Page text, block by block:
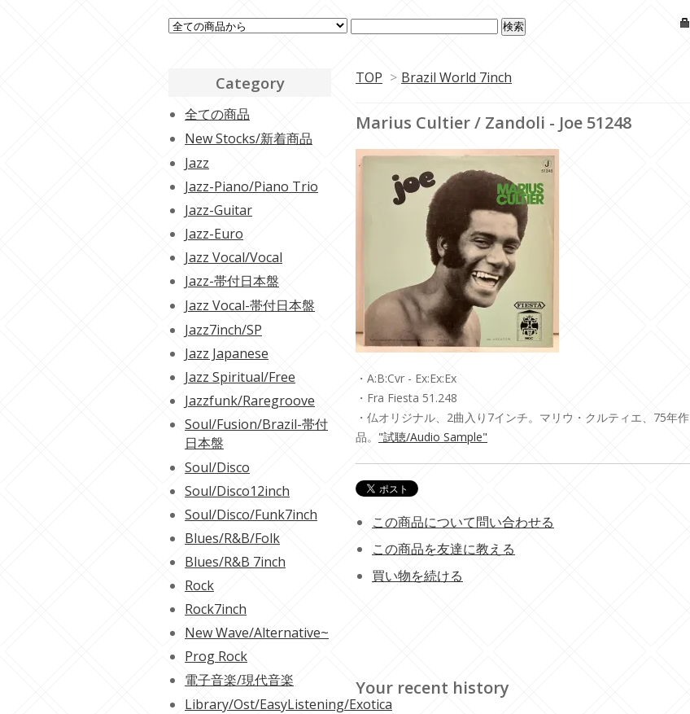
TOP > Brazil World 7inch
Marius Cultier / Zandoli - Joe 51248
・A:B:Cvr - Ex:Ex:Ex
・Fra Fiesta 51.248
・仏オリジナル、2曲入り7インチ。マリウ・クルティエ、75年作
品。 "試聴/Audio Sample"
この商品について問い合わせる
この商品を友達に教える
買い物を続ける
Your recent history
Category
全ての商品
New Stocks/新着商品
Jazz
Jazz-Piano/Piano Trio
Jazz-Guitar
Jazz-Euro
Jazz Vocal/Vocal
Jazz-帯付日本盤
Jazz Vocal-帯付日本盤
Jazz7inch/SP
Jazz Japanese
Jazz Spiritual/Free
Jazzfunk/Raregroove
Soul/Fusion/Brazil-帯付
日本盤
Soul/Disco
Soul/Disco12inch
Soul/Disco/Funk7inch
Blues/R&B/Folk
Blues/R&B 7inch
Rock
Rock7inch
New Wave/Alternative~
Prog Rock
電子音楽/現代音楽
Library/Ost/EasyListening/Exotica